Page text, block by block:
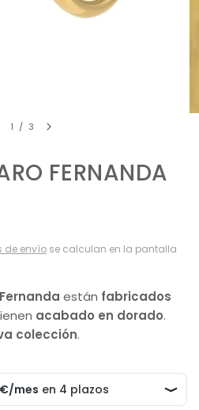
1 / 3
FERNANDA
de envío se calculan en la pantalla
están fabricados
acabado en dorado.
colección.